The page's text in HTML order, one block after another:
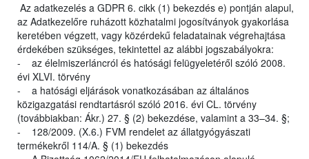
Az adatkezelés a GDPR 6. cikk (1) bekezdés e) pontján alapul,
az Adatkezelőre ruházott közhatalmi jogosítványok gyakorlása
keretében végzett, vagy közérdekű feladatainak végrehajtása
érdekében szükséges, tekintettel az alábbi jogszabályokra:
- az élelmiszerláncról és hatósági felügyeletéről szóló 2008.
évi XLVI. törvény
- a hatósági eljárások vonatkozásában az általános
közigazgatási rendtartásról szóló 2016. évi CL. törvény
(továbbiakban: Ákr.) 27. § (2) bekezdése, valamint a 33–34. §;
- 128/2009. (X.6.) FVM rendelet az állatgyógyászati
termékekről 114/A. § (1) bekezdés